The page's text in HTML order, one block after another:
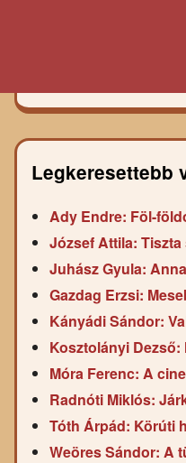
Legkeresettebb
Ady Endre: Föl-
József Attila:
Juhász Gyula:
Gazdag Erzsi:
Kányádi Sándor:
Kosztolányi Dezső:
Móra Ferenc: A
Radnóti Miklós:
Tóth Árpád: Körúti
Weöres Sándor: A